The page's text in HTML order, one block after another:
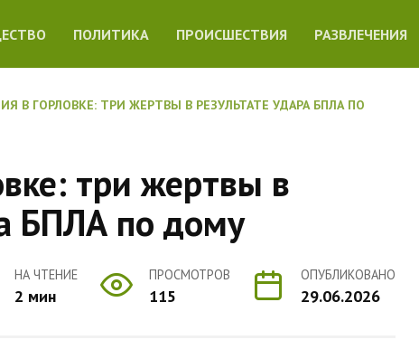
ПОЛИТИКА ПРОИСШЕСТВИЯ РАЗВЛЕЧЕНИЯ
В ГОРЛОВКЕ: ТРИ ЖЕРТВЫ В РЕЗУЛЬТАТЕ УДАРА БПЛА ПО
три жертвы в
БПЛА по дому
НА ЧТЕНИЕ
2 мин
ПРОСМОТРОВ
115
ОПУБЛИКОВАНО
29.06.2026